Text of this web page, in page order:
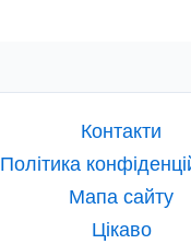
Контакти
Політика
Мапа сайту
Цікаво